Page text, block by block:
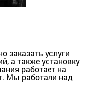
заказать услуги
а также установку
работает на
Мы работали над